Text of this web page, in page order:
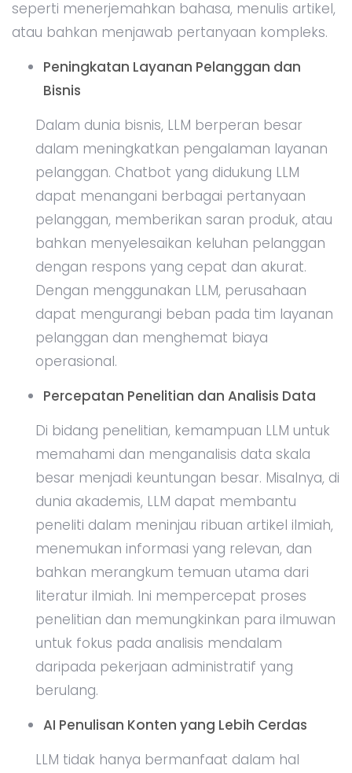
seperti menerjemahkan bahasa, menulis artikel,
atau bahkan menjawab pertanyaan kompleks.
Peningkatan Layanan Pelanggan dan
Bisnis
Dalam dunia bisnis, LLM berperan besar
dalam meningkatkan pengalaman layanan
pelanggan. Chatbot yang didukung LLM
dapat menangani berbagai pertanyaan
pelanggan, memberikan saran produk, atau
bahkan menyelesaikan keluhan pelanggan
dengan respons yang cepat dan akurat.
Dengan menggunakan LLM, perusahaan
dapat mengurangi beban pada tim layanan
pelanggan dan menghemat biaya
operasional.
Percepatan Penelitian dan Analisis Data
Di bidang penelitian, kemampuan LLM untuk
memahami dan menganalisis data skala
besar menjadi keuntungan besar. Misalnya, di
dunia akademis, LLM dapat membantu
peneliti dalam meninjau ribuan artikel ilmiah,
menemukan informasi yang relevan, dan
bahkan merangkum temuan utama dari
literatur ilmiah. Ini mempercepat proses
penelitian dan memungkinkan para ilmuwan
untuk fokus pada analisis mendalam
daripada pekerjaan administratif yang
berulang.
AI Penulisan Konten yang Lebih Cerdas
LLM tidak hanya bermanfaat dalam hal